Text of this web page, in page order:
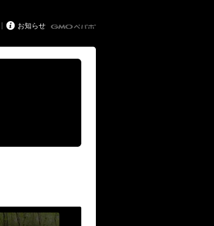
 お知らせ